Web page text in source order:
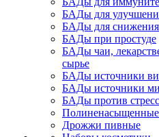
БАДы для
БАДы для снижения
БАДы при простуде
БАДы чаи,
сырье
БАДы источники
БАДы источники
БАДы против
Дрожжи пивные